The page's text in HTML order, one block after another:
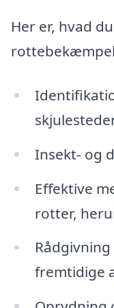
Her er, hvad
Insekt- og
Effektive
rotter,
fremtidige